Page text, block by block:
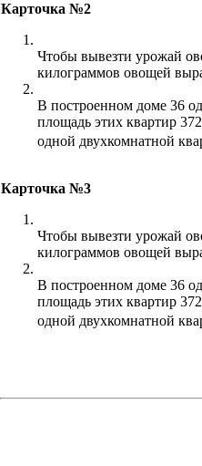
Карточка №2
Чтобы вывезти урожай
килограммов овощей
В построенном доме 36
площадь этих квартир
одной двухкомнатной
Карточка №3
Чтобы вывезти урожай
килограммов овощей
В построенном доме 36
площадь этих квартир
одной двухкомнатной